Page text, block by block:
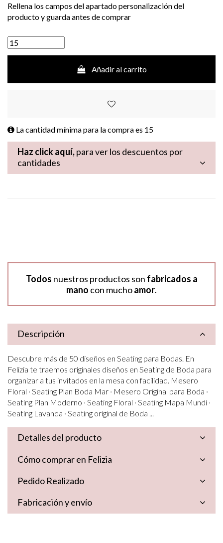
Rellena los campos del apartado personalización del
producto y guarda antes de comprar
Añadir al carrito
La cantidad mínima para la compra es 15
Haz click aquí,para ver los descuentos por
cantidades
Todos nuestros productos son fabricados a
mano con muchoamor.
Descripción
Descubre más de 50 diseños en Seating para Bodas. En
Felizia te traemos originales diseños en Seating de Boda para
organizar a tus invitados en la mesa con facilidad. Mesero
Floral · Seating Plan Boda Mar · Mesero Original para Boda ·
Seating Plan Moderno · Seating Floral · Seating Mapa Mundi ·
Seating Lavanda · Seating original de Boda ...
Detalles del producto
Cómo comprar en Felizia
Pedido Realizado
Fabricación y envío